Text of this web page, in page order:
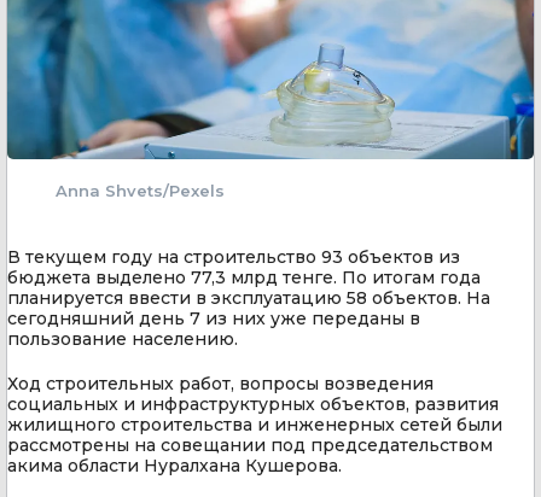
Anna Shvets/Pexels
В текущем году на строительство 93 объектов из
бюджета выделено 77,3 млрд тенге. По итогам года
планируется ввести в эксплуатацию 58 объектов. На
сегодняшний день 7 из них уже переданы в
пользование населению.
Ход строительных работ, вопросы возведения
социальных и инфраструктурных объектов, развития
жилищного строительства и инженерных сетей были
рассмотрены на совещании под председательством
акима области Нуралхана Кушерова.